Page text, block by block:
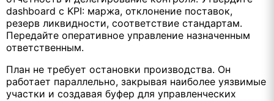
dashboard с KPI: маржа, отклонение поставок,
резерв ликвидности, соответствие стандартам.
Передайте оперативное управление назначенным
ответственным.
План не требует остановки производства. Он
работает параллельно, закрывая наиболее уязвимые
участки и создавая буфер для управленческих